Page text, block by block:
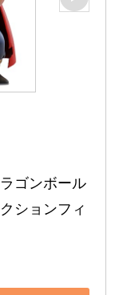
ゴンボール
ションフィ